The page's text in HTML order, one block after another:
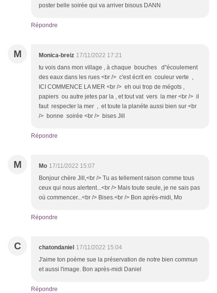
poster belle soirée qui va arriver bisous DANN
Répondre
M Monica-breiz 17/11/2022 17:21
tu vois dans mon village , à chaque bouches d"écoulement
des eaux dans les rues <br /> c'est écrit en couleur verte ,
ICI COMMENCE LA MER <br /> eh oui trop de mégots ,
papiers ou autre jetes par la , et tout vat vers la mer <br /> il
faut respecter la mer , et toute la planéte aussi bien sur <br
/> bonne soirée <br /> bises Jill
Répondre
M Mo 17/11/2022 15:07
Bonjour chère Jill,<br /> Tu as tellement raison comme tous
ceux qui nous alertent...<br /> Mais toute seule, je ne sais pas
où commencer...<br /> Bises.<br /> Bon après-midi, Mo
Répondre
C chatondaniel 17/11/2022 15:04
J'aime ton poème sue la préservation de notre bien commun
et aussi l'image. Bon après-midi Daniel
Répondre